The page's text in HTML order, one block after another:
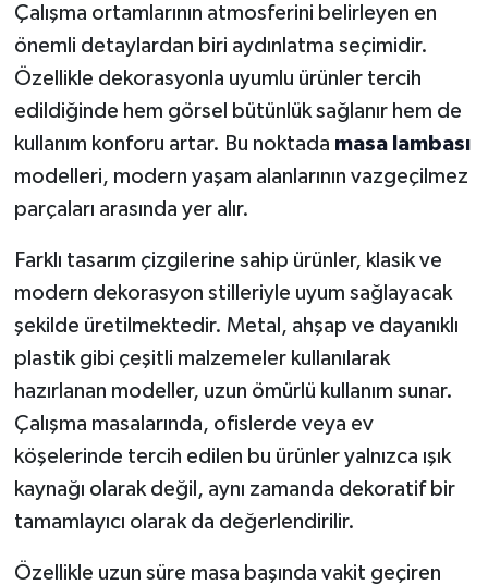
Çalışma ortamlarının atmosferini belirleyen en
önemli detaylardan biri aydınlatma seçimidir.
Özellikle dekorasyonla uyumlu ürünler tercih
edildiğinde hem görsel bütünlük sağlanır hem de
kullanım konforu artar. Bu noktada masa lambası
modelleri, modern yaşam alanlarının vazgeçilmez
parçaları arasında yer alır.
Farklı tasarım çizgilerine sahip ürünler, klasik ve
modern dekorasyon stilleriyle uyum sağlayacak
şekilde üretilmektedir. Metal, ahşap ve dayanıklı
plastik gibi çeşitli malzemeler kullanılarak
hazırlanan modeller, uzun ömürlü kullanım sunar.
Çalışma masalarında, ofislerde veya ev
köşelerinde tercih edilen bu ürünler yalnızca ışık
kaynağı olarak değil, aynı zamanda dekoratif bir
tamamlayıcı olarak da değerlendirilir.
Özellikle uzun süre masa başında vakit geçiren